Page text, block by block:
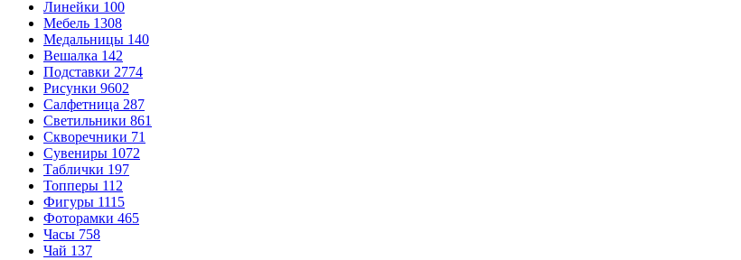
Линейки 100
Мебель 1308
Медальницы 140
Вешалка 142
Подставки 2774
Рисунки 9602
Салфетница 287
Светильники 861
Скворечники 71
Сувениры 1072
Таблички 197
Топперы 112
Фигуры 1115
Фоторамки 465
Часы 758
Чай 137